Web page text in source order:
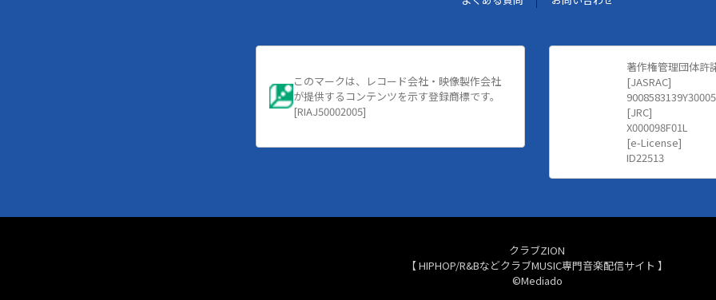
このマークは、レコード会社・映像製作会社
が提供するコンテンツを示す登録商標です。
[RIAJ50002005]
著作権管理団体許
[JASRAC]
9008583139Y30005
[JRC]
X000098F01L
[e-License]
ID22513
クラブZION
【 HIPHOP/R&BなどクラブMUSIC専門音楽配信サイト 】
©Mediado